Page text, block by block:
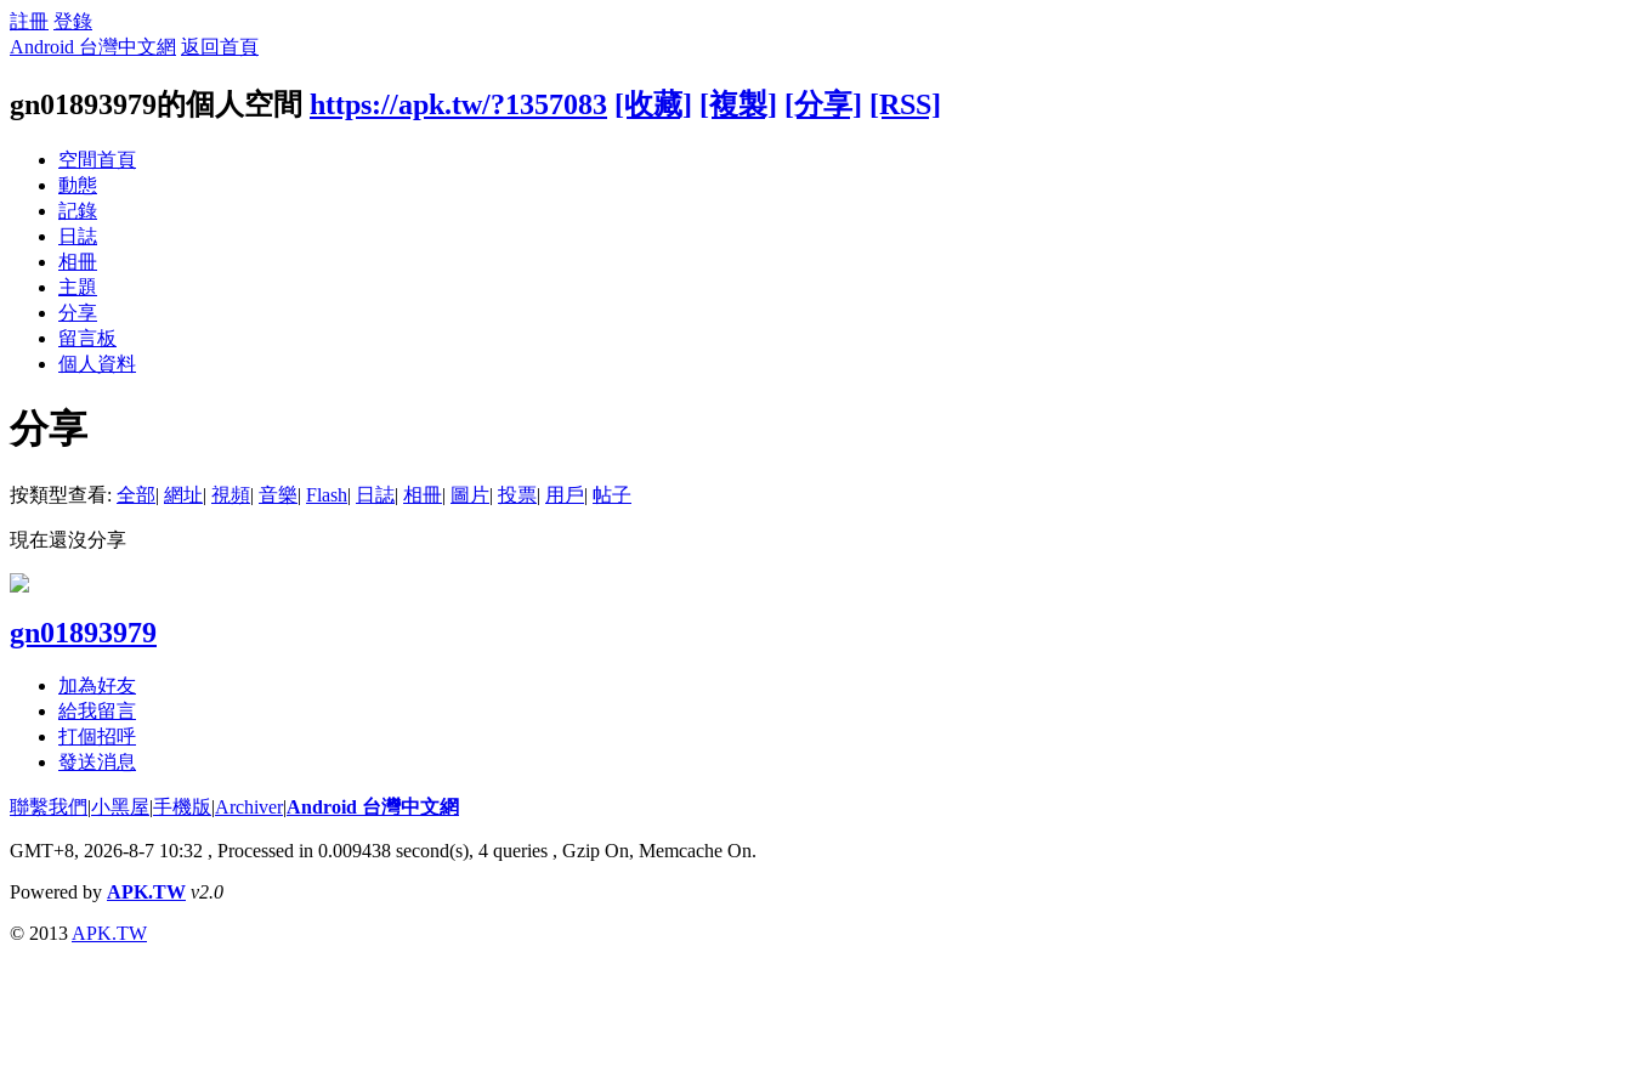
註冊 登錄
Android 台灣中文網 返回首頁
gn01893979的個人空間 https://apk.tw/?1357083 [收藏] [複製] [分享] [RSS]
空間首頁
動態
記錄
日誌
相冊
主題
分享
留言板
個人資料
分享
按類型查看: 全部| 網址| 視頻| 音樂| Flash| 日誌| 相冊| 圖片| 投票| 用戶| 帖子
現在還沒分享
gn01893979
加為好友
給我留言
打個招呼
發送消息
聯繫我們|小黑屋|手機版|Archiver|Android 台灣中文網
GMT+8, 2026-8-7 10:32 , Processed in 0.009438 second(s), 4 queries , Gzip On, Memcache On.
Powered by APK.TW v2.0
© 2013 APK.TW